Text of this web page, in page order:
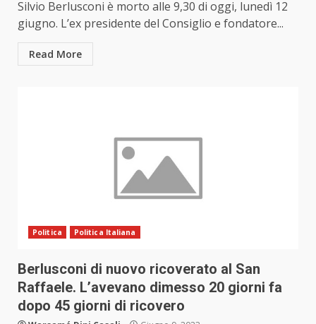
Silvio Berlusconi è morto alle 9,30 di oggi, lunedì 12
giugno. L’ex presidente del Consiglio e fondatore...
Read More
Politica Politica Italiana
Berlusconi di nuovo ricoverato al San
Raffaele. L’avevano dimesso 20 giorni fa
dopo 45 giorni di ricovero